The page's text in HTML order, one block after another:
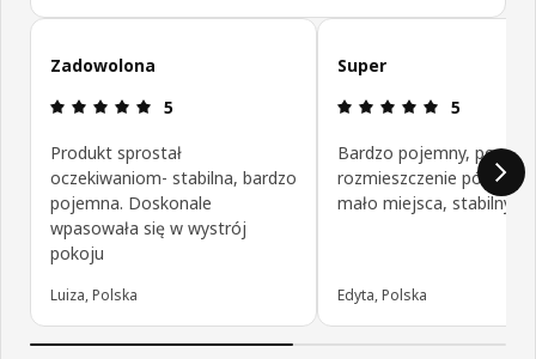
Pomiń opinie klientów
Zadowolona
Opinia: 5 na 5 gwiazdki.
5
Produkt sprostał
oczekiwaniom- stabilna, bardzo
pojemna. Doskonale
wpasowała się w wystrój
pokoju
Luiza, Polska
Super
Opinia: 5
5
Bardzo pojemny,
rozmieszczenie półek,
mało miejsca, stabilny
Edyta, Polska